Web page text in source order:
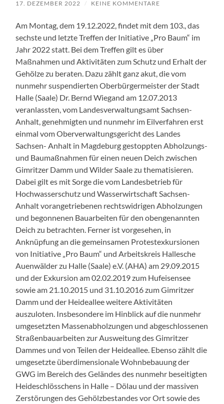
17. DEZEMBER 2022 / KEINE KOMMENTARE
Am Montag, dem 19.12.2022, findet mit dem 103., das
sechste und letzte Treffen der Initiative „Pro Baum“ im
Jahr 2022 statt. Bei dem Treffen gilt es über
Maßnahmen und Aktivitäten zum Schutz und Erhalt der
Gehölze zu beraten. Dazu zählt ganz akut, die vom
nunmehr suspendierten Oberbürgermeister der Stadt
Halle (Saale) Dr. Bernd Wiegand am 12.07.2013
veranlassten, vom Landesverwaltungsamt Sachsen-
Anhalt, genehmigten und nunmehr im Eilverfahren erst
einmal vom Oberverwaltungsgericht des Landes
Sachsen- Anhalt in Magdeburg gestoppten Abholzungs-
und Baumaßnahmen für einen neuen Deich zwischen
Gimritzer Damm und Wilder Saale zu thematisieren.
Dabei gilt es mit Sorge die vom Landesbetrieb für
Hochwasserschutz und Wasserwirtschaft Sachsen-
Anhalt vorangetriebenen rechtswidrigen Abholzungen
und begonnenen Bauarbeiten für den obengenannten
Deich zu betrachten. Ferner ist vorgesehen, in
Anknüpfung an die gemeinsamen Protestexkursionen
von Initiative „Pro Baum“ und Arbeitskreis Hallesche
Auenwälder zu Halle (Saale) e.V. (AHA) am 29.09.2015
und der Exkursion am 02.02.2019 zum Hufeisensee
sowie am 21.10.2015 und 31.10.2016 zum Gimritzer
Damm und der Heideallee weitere Aktivitäten
auszuloten. Insbesondere im Hinblick auf die nunmehr
umgesetzten Massenabholzungen und abgeschlossenen
Straßenbauarbeiten zur Ausweitung des Gimritzer
Dammes und von Teilen der Heideallee. Ebenso zählt die
umgesetzte überdimensionale Wohnbebauung der
GWG im Bereich des Geländes des nunmehr beseitigten
Heideschlösschens in Halle – Dölau und der massiven
Zerstörungen des Gehölzbestandes vor Ort sowie des